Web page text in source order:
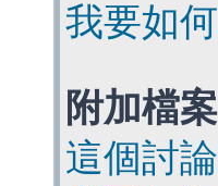
我要如
附加檔案
這個討